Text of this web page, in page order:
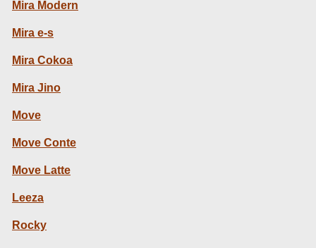
Mira Modern
Mira e-s
Mira Cokoa
Mira Jino
Move
Move Conte
Move Latte
Leeza
Rocky